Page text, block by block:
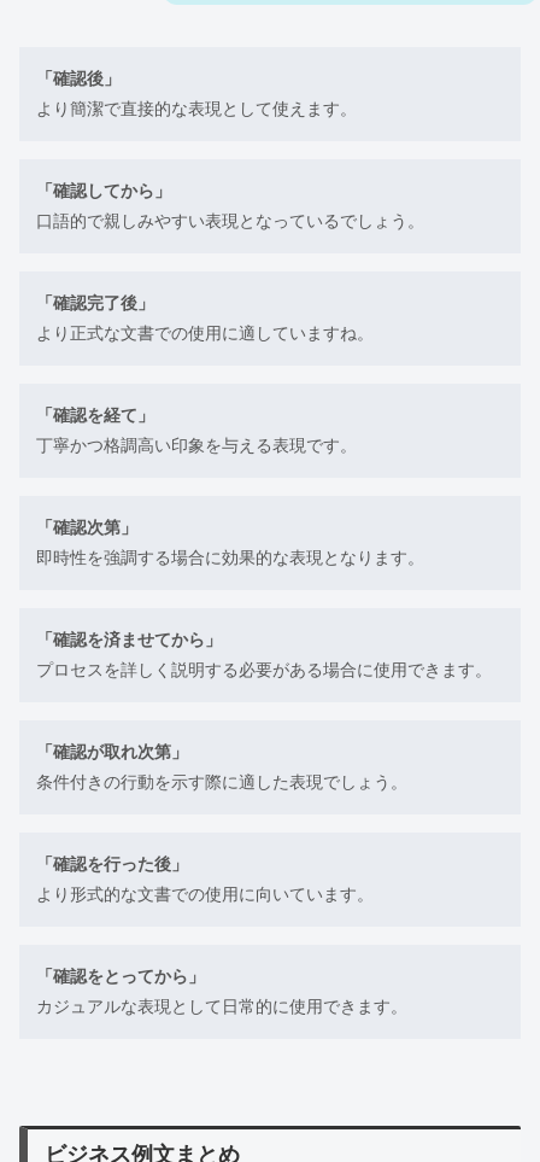
「確認後」
より簡潔で直接的な表現として使えます。
「確認してから」
口語的で親しみやすい表現となっているでしょう。
「確認完了後」
より正式な文書での使用に適していますね。
「確認を経て」
丁寧かつ格調高い印象を与える表現です。
「確認次第」
即時性を強調する場合に効果的な表現となります。
「確認を済ませてから」
プロセスを詳しく説明する必要がある場合に使用できます。
「確認が取れ次第」
条件付きの行動を示す際に適した表現でしょう。
「確認を行った後」
より形式的な文書での使用に向いています。
「確認をとってから」
カジュアルな表現として日常的に使用できます。
ビジネス例文まとめ